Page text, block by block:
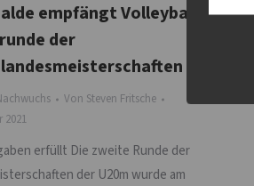
empfängt Volleyballer
der
Von Steven Fritsche
2021
erfüllt Die zweite Runde der
der U20m wurde am